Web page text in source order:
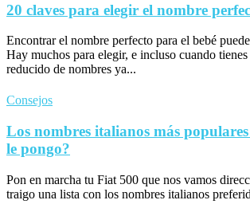
20 claves para elegir el nombre
Encontrar el nombre perfecto para el bebé
Hay muchos para elegir, e incluso cuando
reducido de nombres ya...
Consejos
Los nombres italianos más
le pongo?
Pon en marcha tu Fiat 500 que nos vamos
traigo una lista con los nombres italianos